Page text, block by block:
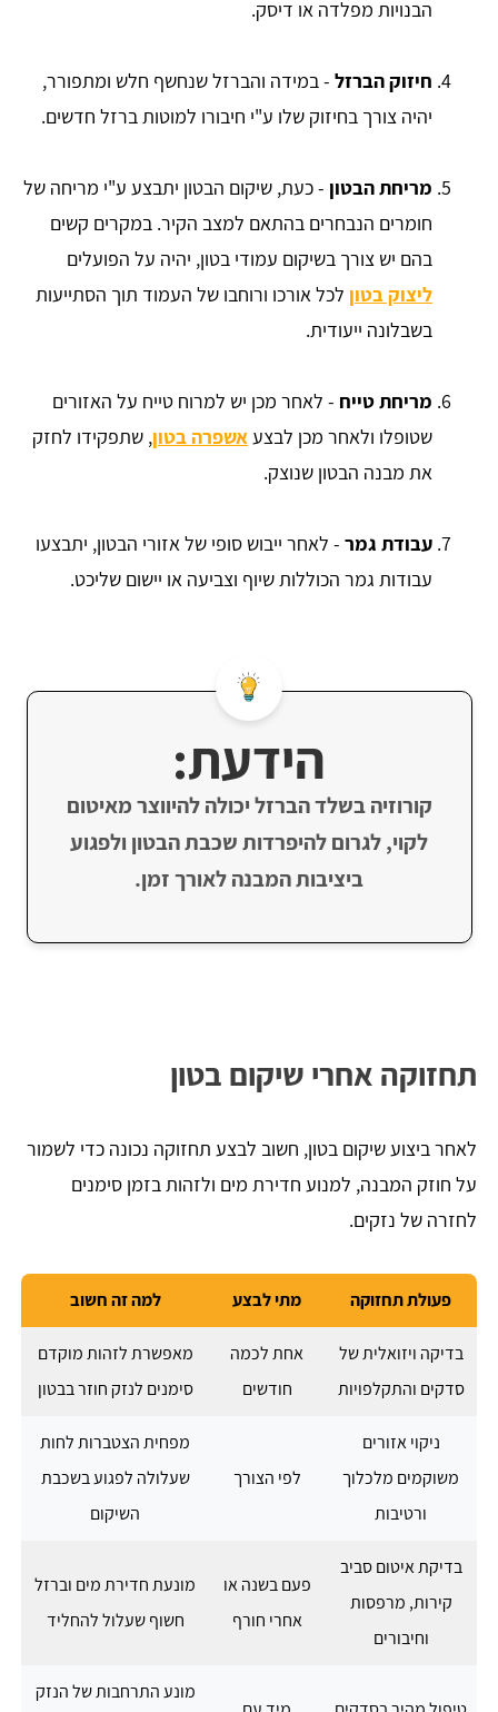
הבנויות מפלדה או דיסק.
חיזוק הברזל - במידה והברזל שנחשף חלש ומתפורר,
יהיה צורך בחיזוק שלו ע"י חיבורו למוטות ברזל חדשים.
מריחת הבטון - כעת, שיקום הבטון יתבצע ע"י מריחה של
חומרים הנבחרים בהתאם למצב הקיר. במקרים קשים
בהם יש צורך בשיקום עמודי בטון, יהיה על הפועלים
ליצוק בטון לכל אורכו ורוחבו של העמוד תוך הסתייעות
בשבלונה ייעודית.
מריחת טייח - לאחר מכן יש למרוח טייח על האזורים
שטופלו ולאחר מכן לבצע אשפרה בטון, שתפקידו לחזק
את מבנה הבטון שנוצק.
עבודת גמר - לאחר ייבוש סופי של אזורי הבטון, יתבצעו
עבודות גמר הכוללות שיוף וצביעה או יישום שליכט.
הידעת:
קורוזיה בשלד הברזל יכולה להיווצר מאיטום
לקוי, לגרום להיפרדות שכבת הבטון ולפגוע
ביציבות המבנה לאורך זמן.
תחזוקה אחרי שיקום בטון
לאחר ביצוע שיקום בטון, חשוב לבצע תחזוקה נכונה כדי לשמור
על חוזק המבנה, למנוע חדירת מים ולזהות בזמן סימנים
לחזרה של נזקים.
פעולת תחזוקה מתי לבצע למה זה חשוב
בדיקה ויזואלית של
סדקים והתקלפויות
אחת לכמה
חודשים
מאפשרת לזהות מוקדם
סימנים לנזק חוזר בבטון
ניקוי אזורים
משוקמים מלכלוך
ורטיבות
לפי הצורך
מפחית הצטברות לחות
שעלולה לפגוע בשכבת
השיקום
בדיקת איטום סביב
קירות, מרפסות
וחיבורים
פעם בשנה או
אחרי חורף
מונעת חדירת מים וברזל
חשוף שעלול להחליד
מונע התרחבות של הנזק